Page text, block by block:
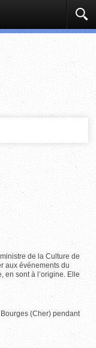
de la Culture de
aux événements du
en sont à l’origine. Elle
(Cher) pendant